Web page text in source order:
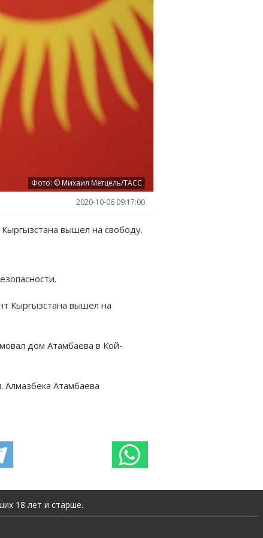
Фото: © Михаил Метцель/ТАСС
2020-10-06 09:17:00
вышел на свободу.
Кыргызстана вышел на
дом Атамбаева в Кой-
Алмазбека Атамбаева
18 лет и старше.